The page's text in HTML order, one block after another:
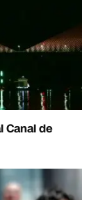
Canal de